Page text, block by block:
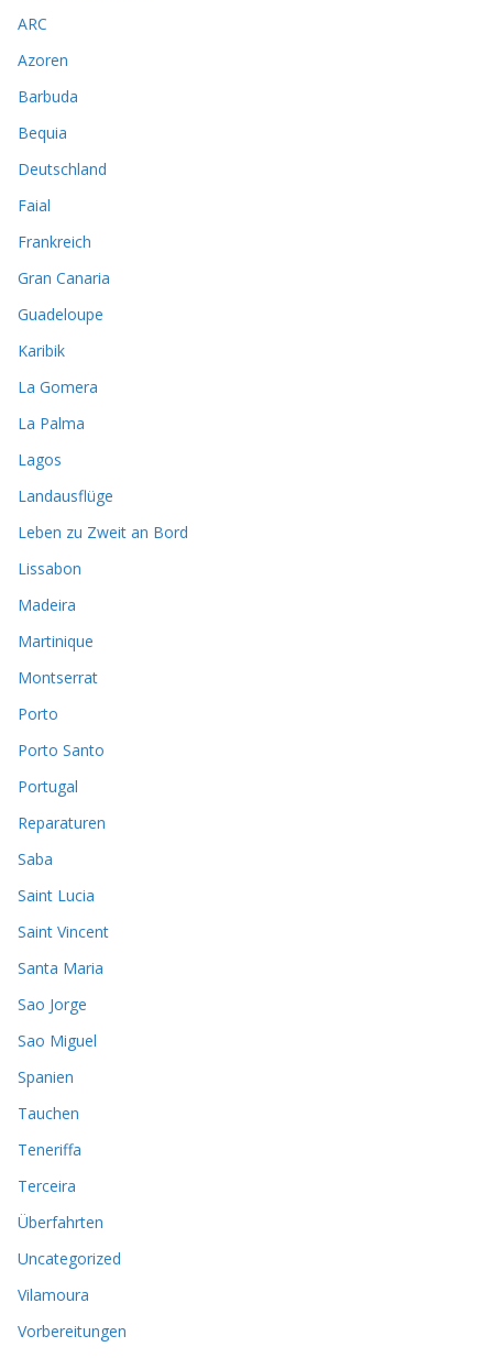
ARC
Azoren
Barbuda
Bequia
Deutschland
Faial
Frankreich
Gran Canaria
Guadeloupe
Karibik
La Gomera
La Palma
Lagos
Landausflüge
Leben zu Zweit an Bord
Lissabon
Madeira
Martinique
Montserrat
Porto
Porto Santo
Portugal
Reparaturen
Saba
Saint Lucia
Saint Vincent
Santa Maria
Sao Jorge
Sao Miguel
Spanien
Tauchen
Teneriffa
Terceira
Überfahrten
Uncategorized
Vilamoura
Vorbereitungen